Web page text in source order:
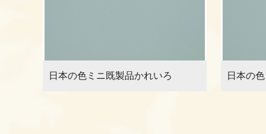
日本の色ミニ既製品かれいろ 日本の